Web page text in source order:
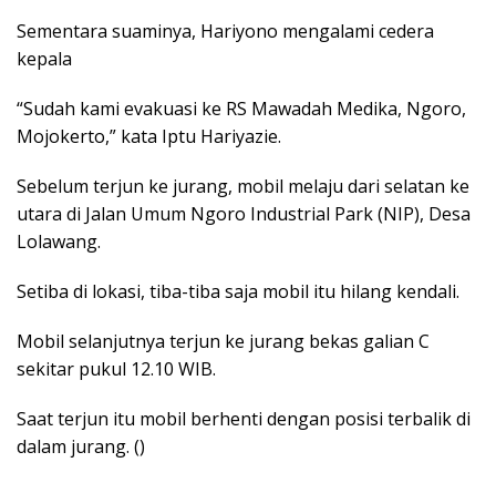
Sementara suaminya, Hariyono mengalami cedera
kepala
“Sudah kami evakuasi ke RS Mawadah Medika, Ngoro,
Mojokerto,” kata Iptu Hariyazie.
Sebelum terjun ke jurang, mobil melaju dari selatan ke
utara di Jalan Umum Ngoro Industrial Park (NIP), Desa
Lolawang.
Setiba di lokasi, tiba-tiba saja mobil itu hilang kendali.
Mobil selanjutnya terjun ke jurang bekas galian C
sekitar pukul 12.10 WIB.
Saat terjun itu mobil berhenti dengan posisi terbalik di
dalam jurang. ()